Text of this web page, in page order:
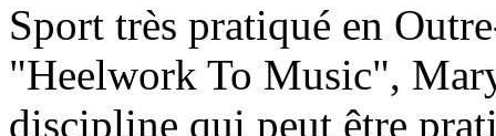
Sport très pratiqué en
"Heelwork To Music",
discipline qui peut être